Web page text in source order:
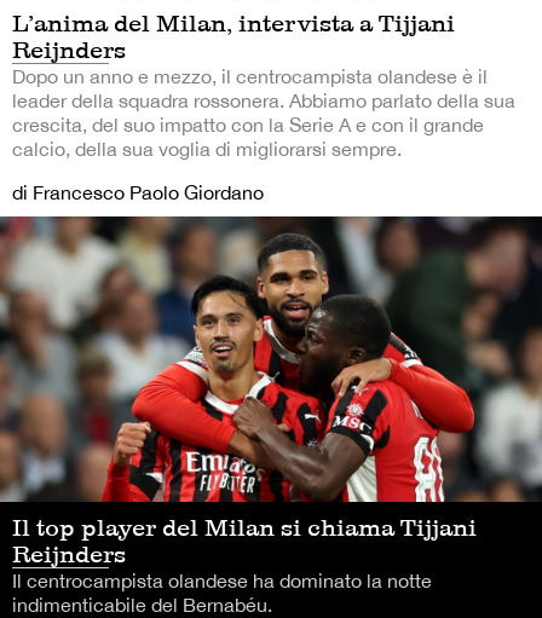
L’anima del Milan, intervista a Tijjani
Reijnders
Dopo un anno e mezzo, il centrocampista olandese è il
leader della squadra rossonera. Abbiamo parlato della sua
crescita, del suo impatto con la Serie A e con il grande
calcio, della sua voglia di migliorarsi sempre.
di Francesco Paolo Giordano
Il top player del Milan si chiama Tijjani
Reijnders
Il centrocampista olandese ha dominato la notte
indimenticabile del Bernabéu.